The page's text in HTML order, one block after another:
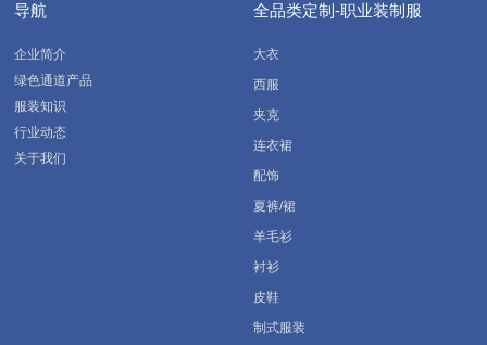
导航
企业简介
绿色通道产品
服装知识
行业动态
关于我们
全品类定制-职业装制服
大衣
西服
夹克
连衣裙
配饰
夏裤/裙
羊毛衫
衬衫
皮鞋
制式服装